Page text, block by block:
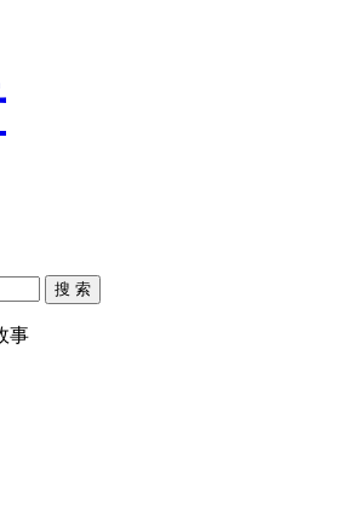
搜 索
事